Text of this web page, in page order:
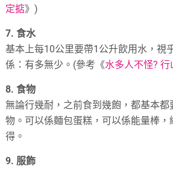
定掂》)
7. 食水
基本上每10公里要帶1公升飲用水，視
係：有多無少。(參考《水多人不怪? 行
8. 食物
無論行幾耐，之前食到幾飽，都基本
物。可以係麵包蛋糕，可以係能量棒
得。
9. 服飾